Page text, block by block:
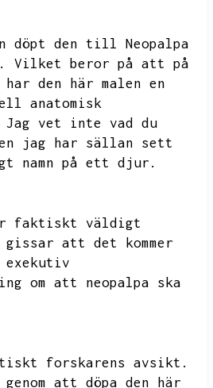
döpt den till Neopalpa
Vilket beror på att på
den här malen en
anatomisk
Jag vet inte vad du
jag har sällan sett
namn på ett djur.
faktiskt väldigt
gissar att det kommer
exekutiv
om att neopalpa ska
forskarens avsikt.
att döpa den här